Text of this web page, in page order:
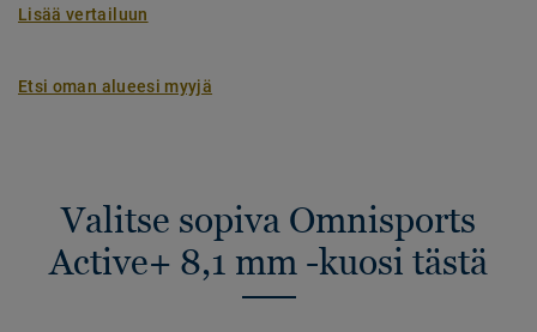
Lisää vertailuun
Etsi oman alueesi myyjä
Valitse sopiva Omnisports
Active+ 8,1 mm -kuosi tästä